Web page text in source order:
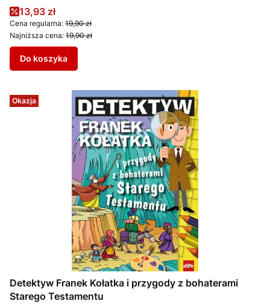
Cena promocyjna
13,93 zł
Cena regularna: 19,90 zł
Najniższa cena: 19,90 zł
Do koszyka
Okazja
Detektyw Franek Kołatka i przygody z bohaterami
Starego Testamentu